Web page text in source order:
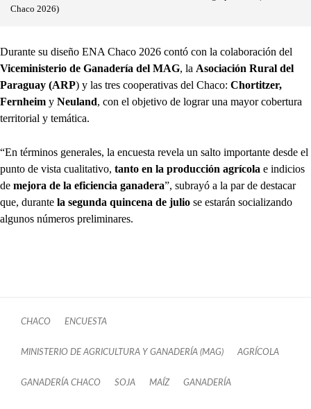
Chaco 2026)
Durante su diseño ENA Chaco 2026 contó con la colaboración del
Viceministerio de Ganadería del MAG, la Asociación Rural del
Paraguay (ARP) y las tres cooperativas del Chaco: Chortitzer,
Fernheim y Neuland, con el objetivo de lograr una mayor cobertura
territorial y temática.
“En términos generales, la encuesta revela un salto importante desde el
punto de vista cualitativo, tanto en la producción agrícola e indicios
de mejora de la eficiencia ganadera”, subrayó a la par de destacar
que, durante la segunda quincena de julio se estarán socializando
algunos números preliminares.
CHACO ENCUESTA
MINISTERIO DE AGRICULTURA Y GANADERÍA (MAG) AGRÍCOLA
GANADERÍA CHACO SOJA MAÍZ GANADERÍA